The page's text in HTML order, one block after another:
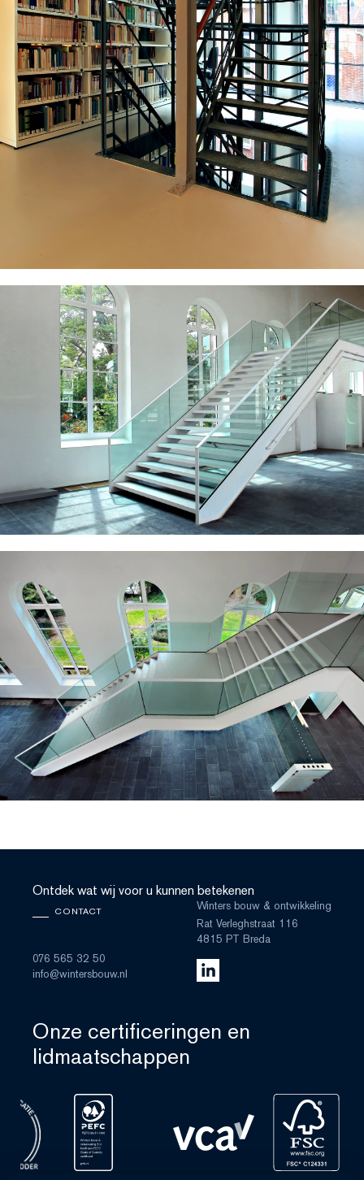
Ontdek wat wij voor u kunnen betekenen
CONTACT
076 565 32 50
info@wintersbouw.nl
Winters bouw & ontwikkeling
Rat Verleghstraat 116
4815 PT Breda
Onze certificeringen en
lidmaatschappen